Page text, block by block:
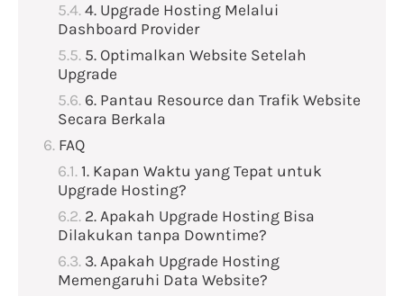
4. Upgrade Hosting Melalui
Dashboard Provider
5. Optimalkan Website Setelah
Upgrade
6. Pantau Resource dan Trafik Website
Secara Berkala
FAQ
1. Kapan Waktu yang Tepat untuk
Upgrade Hosting?
2. Apakah Upgrade Hosting Bisa
Dilakukan tanpa Downtime?
3. Apakah Upgrade Hosting
Memengaruhi Data Website?